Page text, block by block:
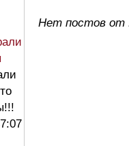
Нет постов от